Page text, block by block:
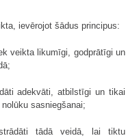
ievērojot šādus principus:
veikta likumīgi, godprātīgi un
adekvāti, atbilstīgi un tikai
sasniegšanai;
tādā veidā, lai tiktu